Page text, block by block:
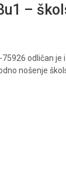
–
odličan
nošenje